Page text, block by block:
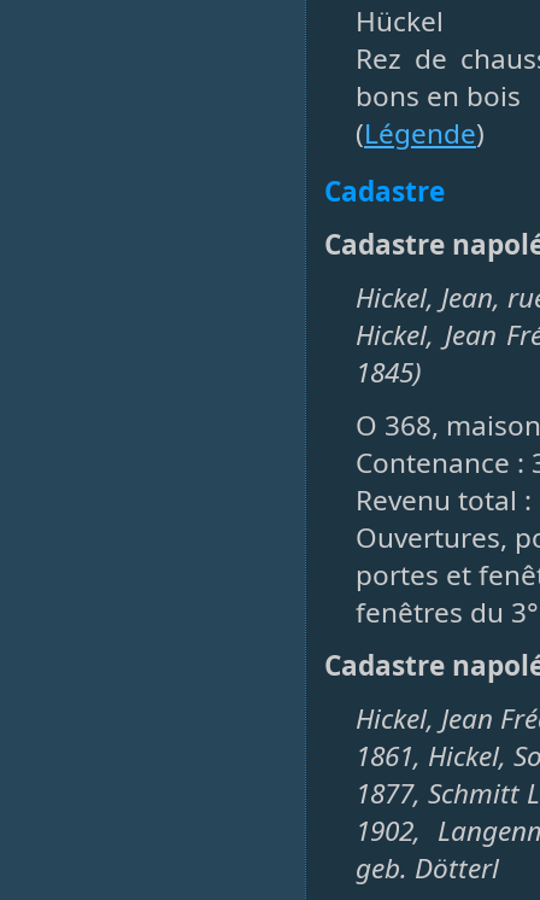
Hückel
Rez de
bons en bois
(Légende)
Cadastre
Cadastre
Hickel, Jean,
Hickel, Jean
1845)
O 368,
Contenance :
Revenu total
Ouvertures,
portes et
fenêtres du
Cadastre
Hickel, Jean
1861, Hickel,
1877, Schmitt
1902,
geb. Dötterl